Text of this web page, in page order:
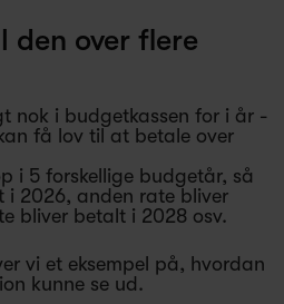
den over flere
nok i budgetkassen for i år -
få lov til at betale over
i 5 forskellige budgetår, så
i 2026, anden rate bliver
bliver betalt i 2028 osv.
vi et eksempel på, hvordan
kunne se ud.